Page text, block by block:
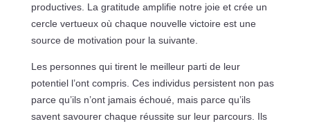
productives. La gratitude amplifie notre joie et crée un
cercle vertueux où chaque nouvelle victoire est une
source de motivation pour la suivante.
Les personnes qui tirent le meilleur parti de leur
potentiel l’ont compris. Ces individus persistent non pas
parce qu’ils n’ont jamais échoué, mais parce qu’ils
savent savourer chaque réussite sur leur parcours. Ils